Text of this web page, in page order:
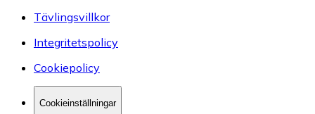
Tävlingsvillkor
Integritetspolicy
Cookiepolicy
Cookieinställningar